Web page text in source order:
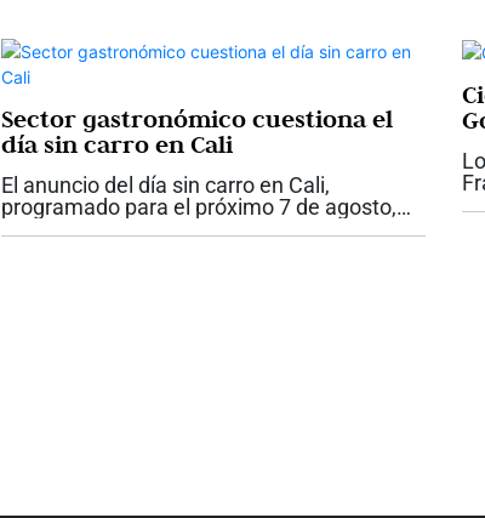
especializado busca...
Sector gastronómico cuestiona el
día sin carro en Cali
El anuncio del día sin carro en Cali,
programado para el próximo 7 de agosto,